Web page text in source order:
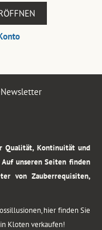
Newsletter
Qualität, Kontinuität und
unseren Seiten finden
von Zauberrequisiten,
hier finden Sie
Kloten verkaufen!